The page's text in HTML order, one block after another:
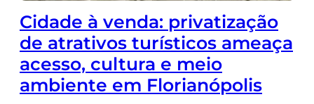
Cidade à venda: privatização
de atrativos turísticos ameaça
acesso, cultura e meio
ambiente em Florianópolis